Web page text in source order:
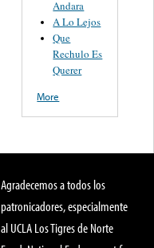
Andara
A Lo Lejos
Que
Rechulo Es
Querer
More
Agradecemos a todos los
patronicadores, especialmente
al UCLA Los Tigres de Norte